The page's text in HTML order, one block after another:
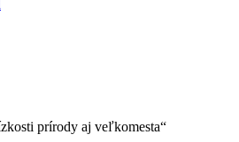
prírody aj veľkomesta“